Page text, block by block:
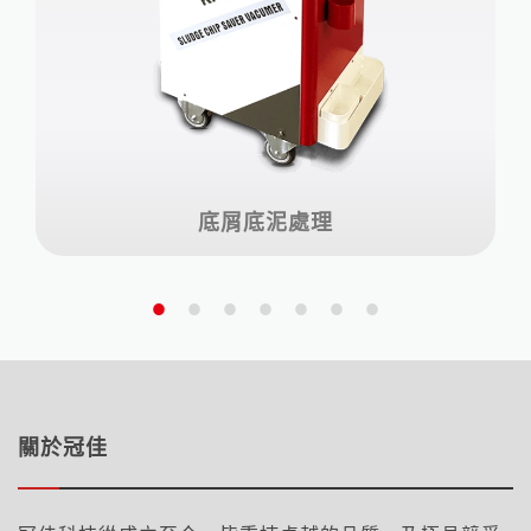
底屑底泥處理
關於冠佳